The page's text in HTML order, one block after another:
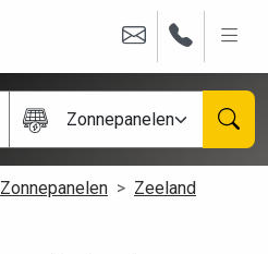
Zonnepanelen
Zonnepanelen
Zeeland